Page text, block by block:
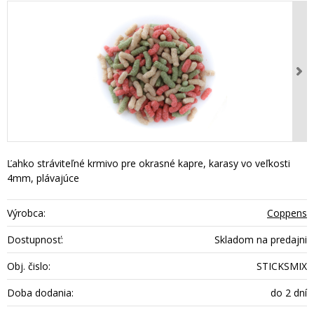
Ľahko stráviteľné krmivo pre okrasné kapre, karasy vo veľkosti
4mm, plávajúce
Výrobca:
Coppens
Dostupnosť:
Skladom na predajni
Obj. čislo:
STICKSMIX
Doba dodania:
do 2 dní